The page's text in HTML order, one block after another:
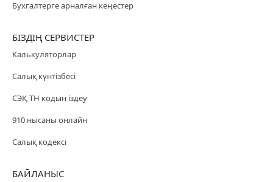
Бухгалтерге арналған кеңестер
БІЗДІҢ СЕРВИСТЕР
Калькуляторлар
Салық күнтізбесі
СЭҚ ТН кодын іздеу
910 нысаны онлайн
Салық кодексі
БАЙЛАНЫС